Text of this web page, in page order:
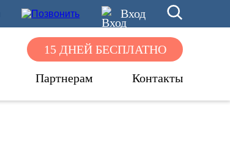
Вход
15 ДНЕЙ БЕСПЛАТНО
Партнерам Контакты